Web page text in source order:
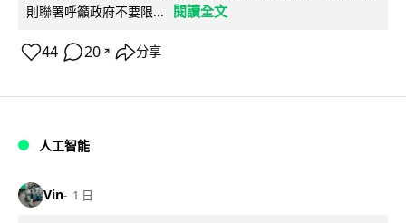
則聯署呼籲政府不要限...
閱讀全文
44 20 ↗ 分享
人工智能
Vin 1 日